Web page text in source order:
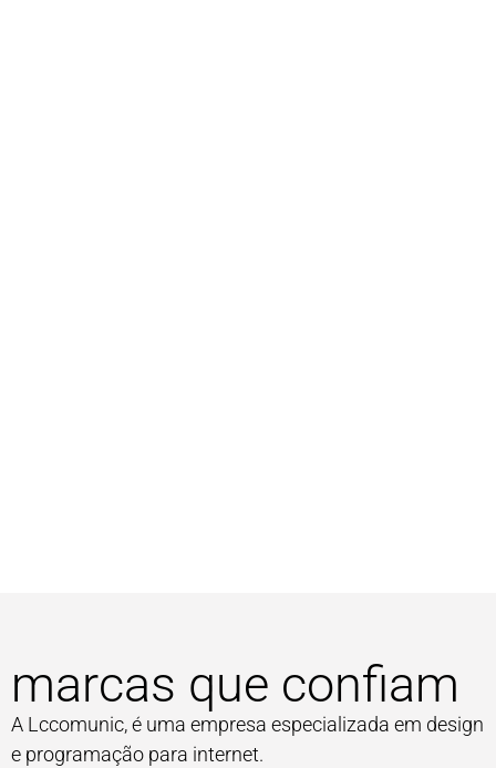
marcas que confiam
A Lccomunic, é uma empresa especializada em design
e programação para internet.